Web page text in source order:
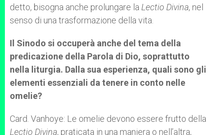
detto, bisogna anche prolungare la Lectio Divina, nel
senso di una trasformazione della vita.
Il Sinodo si occuperà anche del tema della
predicazione della Parola di Dio, soprattutto
nella liturgia. Dalla sua esperienza, quali sono gli
elementi essenziali da tenere in conto nelle
omelie?
Card. Vanhoye: Le omelie devono essere frutto della
Lectio Divina, praticata in una maniera o nell’altra,